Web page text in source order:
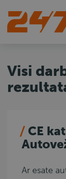
Visi
CE
Ar esate